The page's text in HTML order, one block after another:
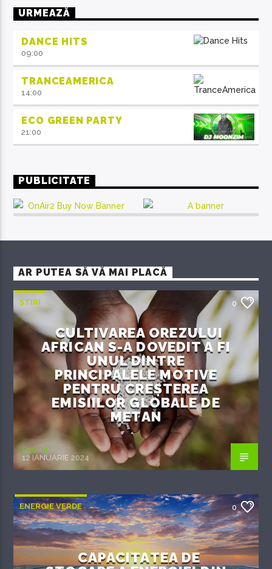
URMEAZĂ
DANCE HITS
09:00
TRANCEAMERICA
14:00
ECO GREEN PARTY
21:00
PUBLICITATE
AR PUTEA SĂ VĂ MAI PLACĂ
ȘTIRI 0
CULTIVAREA OREZULUI
AFRICAN S-A DOVEDIT A FI
UNUL DINTRE
PRINCIPALELE MOTIVE
PENTRU CREȘTEREA
EMISIILOR GLOBALE DE
METAN
EcoFM
12 IANUARIE 2024
ENERGIE VERDE 0
CAPACITATEA DE